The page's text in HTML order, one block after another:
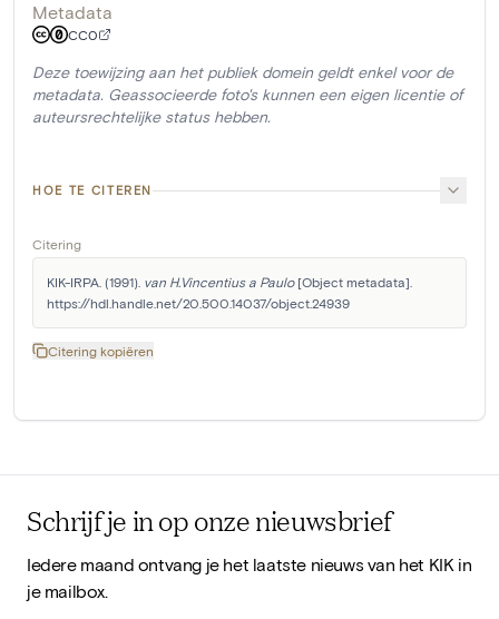
Metadata
CC0
Deze toewijzing aan het publiek domein geldt enkel voor de
metadata. Geassocieerde foto's kunnen een eigen licentie of
auteursrechtelijke status hebben.
HOE TE CITEREN
Citering
KIK-IRPA. (1991). van H.Vincentius a Paulo [Object metadata].
https://hdl.handle.net/20.500.14037/object.24939
Citering kopiëren
Schrijf je in op onze nieuwsbrief
Iedere maand ontvang je het laatste nieuws van het KIK in
je mailbox.